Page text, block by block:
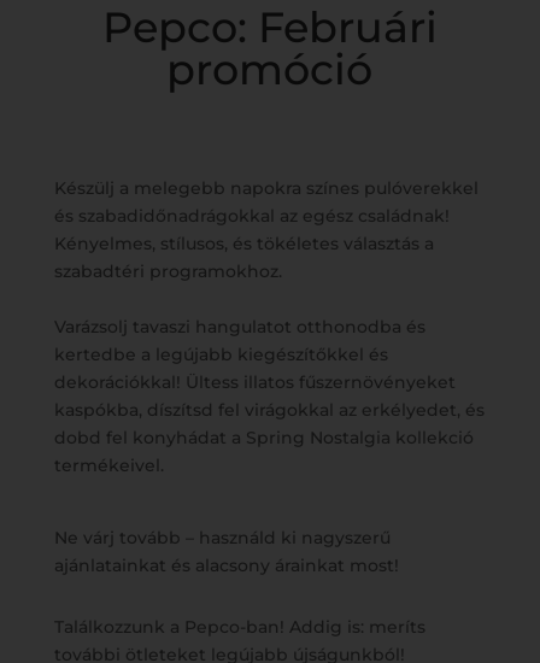
Pepco: Februári
promóció
Készülj a melegebb napokra színes pulóverekkel
és szabadidőnadrágokkal az egész családnak!
Kényelmes, stílusos, és tökéletes választás a
szabadtéri programokhoz.
Varázsolj tavaszi hangulatot otthonodba és
kertedbe a legújabb kiegészítőkkel és
dekorációkkal! Ültess illatos fűszernövényeket
kaspókba, díszítsd fel virágokkal az erkélyedet, és
dobd fel konyhádat a Spring Nostalgia kollekció
termékeivel.
Ne várj tovább – használd ki nagyszerű
ajánlatainkat és alacsony árainkat most!
Találkozzunk a Pepco-ban! Addig is: meríts
további ötleteket legújabb újságunkból!